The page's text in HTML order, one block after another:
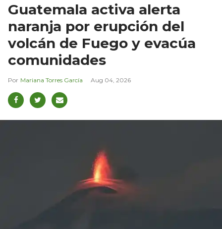
Guatemala activa alerta
naranja por erupción del
volcán de Fuego y evacúa
comunidades
Mariana Torres García Aug 04, 2026